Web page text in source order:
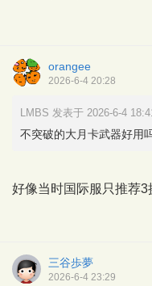
orangee
2026-6-4 20:28
LMBS 发表于 2026-6-4
不突破的大月卡武器好用
好像当时国际服只推荐
三谷歩夢
2026-6-4 23:29